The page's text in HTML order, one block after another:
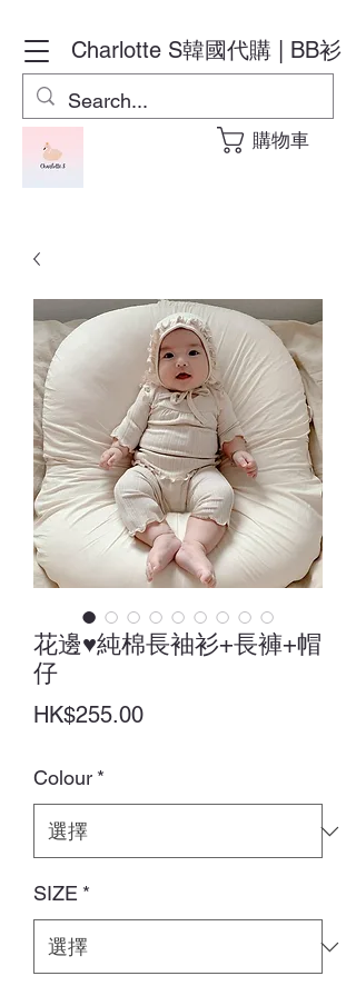
Charlotte S韓國代購 | BB衫
購物車
花邊♥純棉長袖衫+長褲+帽
仔
HK$255.00價
Colour *
SIZE *